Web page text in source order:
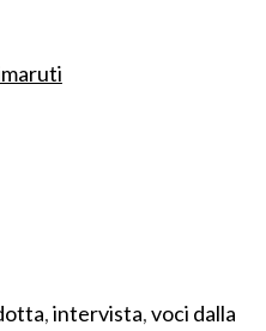
,intervista,voci dalla